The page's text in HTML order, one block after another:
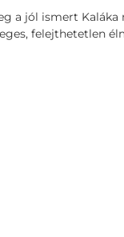
a jól ismert Kaláka
felejthetetlen